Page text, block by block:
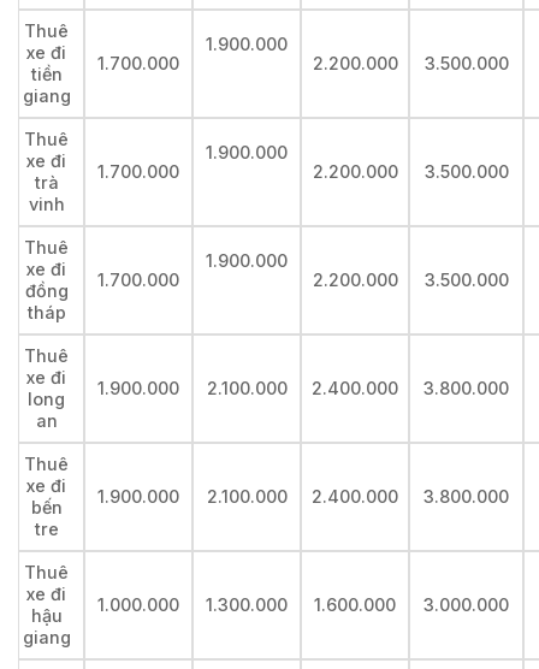
Thuê
xe đi
tiền
giang
1.700.000
1.900.000
2.200.000
3.500.000
Thuê
xe đi
trà
vinh
1.700.000
1.900.000
2.200.000
3.500.000
Thuê
xe đi
đồng
tháp
1.700.000
1.900.000
2.200.000
3.500.000
Thuê
xe đi
long
an
1.900.000 2.100.000 2.400.000 3.800.000
Thuê
xe đi
bến
tre
1.900.000 2.100.000 2.400.000 3.800.000
Thuê
xe đi
hậu
giang
1.000.000 1.300.000 1.600.000 3.000.000